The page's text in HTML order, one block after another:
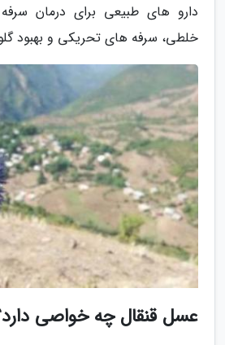
دارو های طبیعی برای درمان
خلطی، سرفه های تحریکی و بهبود
عسل قنقال چه خواصی